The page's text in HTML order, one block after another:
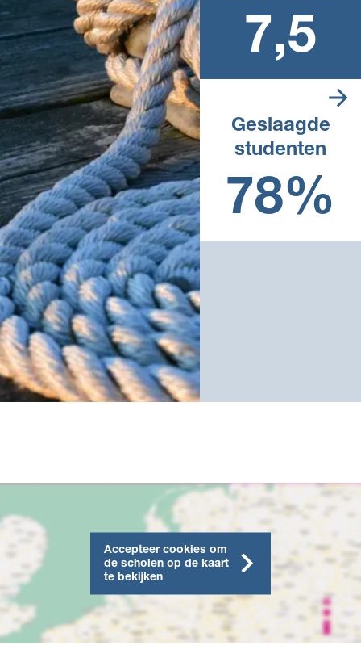
7,5
Geslaagde
studenten
78%
afgelopen schooljaar
Accepteer cookies om
de scholen op de kaart
te bekijken